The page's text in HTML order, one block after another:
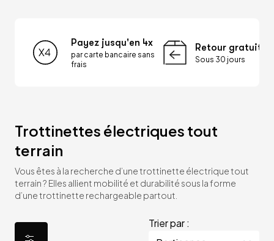
Payez jusqu'en 4x
par carte bancaire sans
frais
Retour gratuit
Sous 30 jours
Trottinettes électriques tout
terrain
Vous êtes à la recherche d’une trottinette électrique tout
terrain ? Elles allient mobilité et durabilité sous la forme
d’une trottinette rechargeable partout.
Trier par :